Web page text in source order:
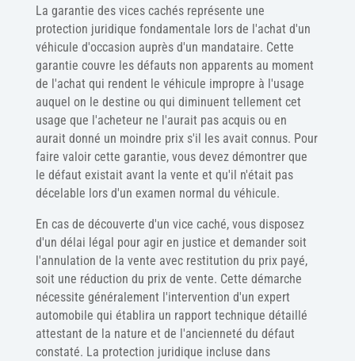
La garantie des vices cachés représente une
protection juridique fondamentale lors de l'achat d'un
véhicule d'occasion auprès d'un mandataire. Cette
garantie couvre les défauts non apparents au moment
de l'achat qui rendent le véhicule impropre à l'usage
auquel on le destine ou qui diminuent tellement cet
usage que l'acheteur ne l'aurait pas acquis ou en
aurait donné un moindre prix s'il les avait connus. Pour
faire valoir cette garantie, vous devez démontrer que
le défaut existait avant la vente et qu'il n'était pas
décelable lors d'un examen normal du véhicule.
En cas de découverte d'un vice caché, vous disposez
d'un délai légal pour agir en justice et demander soit
l'annulation de la vente avec restitution du prix payé,
soit une réduction du prix de vente. Cette démarche
nécessite généralement l'intervention d'un expert
automobile qui établira un rapport technique détaillé
attestant de la nature et de l'ancienneté du défaut
constaté. La protection juridique incluse dans